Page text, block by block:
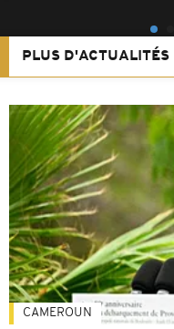
PLUS D'ACTUALITÉS
CAMEROUN